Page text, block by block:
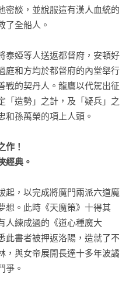
密談，並說服這有漢人血統的
了全船人。
泰婭等人送返都督府，安頓好
庭和方均於都督府的內堂舉行
戰的契丹人。龍鷹以代駕出征
「造勢」之計，及「疑兵」之
和孫萬榮的項上人頭。
作！
經典。
起，以完成將魔門兩派六道魔
想。此時《天魔策》十得其
人練成過的《道心種魔大
此書者被押返洛陽，造就了不
，與女帝展開長達十多年波譎
爭。